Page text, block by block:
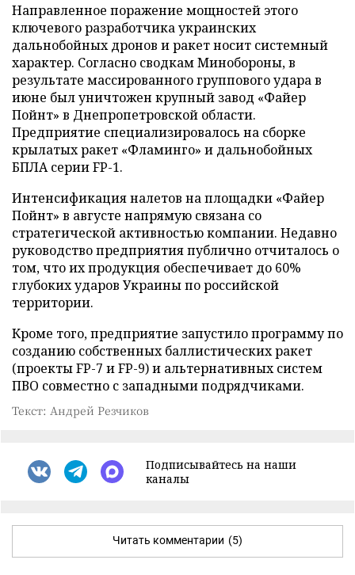
Направленное поражение мощностей этого
ключевого разработчика украинских
дальнобойных дронов и ракет носит системный
характер. Согласно сводкам Минобороны, в
результате массированного группового удара в
июне был уничтожен крупный завод «Файер
Пойнт» в Днепропетровской области.
Предприятие специализировалось на сборке
крылатых ракет «Фламинго» и дальнобойных
БПЛА серии FP-1.
Интенсификация налетов на площадки «Файер
Пойнт» в августе напрямую связана со
стратегической активностью компании. Недавно
руководство предприятия публично отчиталось о
том, что их продукция обеспечивает до 60%
глубоких ударов Украины по российской
территории.
Кроме того, предприятие запустило программу по
созданию собственных баллистических ракет
(проекты FP-7 и FP-9) и альтернативных систем
ПВО совместно с западными подрядчиками.
Текст: Андрей Резчиков
Подписывайтесь на наши
каналы
Читать комментарии (5)